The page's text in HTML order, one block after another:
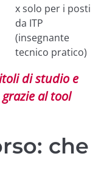
x solo per i posti
da ITP
(insegnante
tecnico pratico)
di studio e
al tool
che